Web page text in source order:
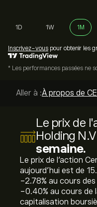
1D 1W 1M
Inscrivez-vous pour obtenir les
* Les performances passées ne
Aller à :À propos de
Le prix de
Holding N.V
semaine.
Le prix de l'action
aujourd'hui est de
‎-2.78‎% au cours
‎-0.40‎% au cours de
capitalisation